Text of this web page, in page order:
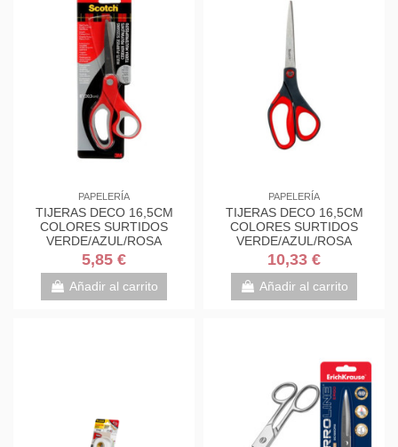
PAPELERÍA
TIJERAS DECO 16,5CM
COLORES SURTIDOS
VERDE/AZUL/ROSA
1561DS-M SCOTH
7000034004
5,85 €
Añadir al carrito
PAPELERÍA
TIJERAS DECO 16,5CM
COLORES SURTIDOS
VERDE/AZUL/ROSA
1561DS-M SCOTH
7000034004
10,33 €
Añadir al carrito